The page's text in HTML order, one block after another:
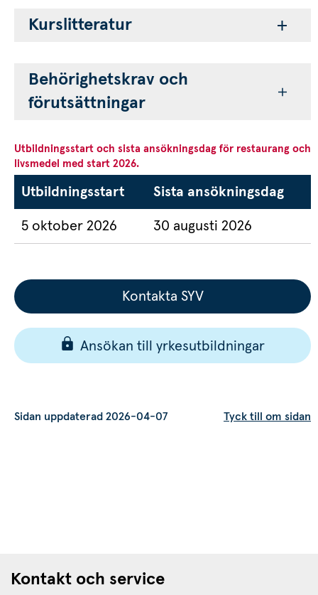
Kurslitteratur
Behörighetskrav och
förutsättningar
Utbildningsstart och sista ansökningsdag för restaurang och
livsmedel med start 2026.
Utbildningsstart Sista ansökningsdag
5 oktober 2026 30 augusti 2026
Kontakta SYV
Ansökan till yrkesutbildningar
Sidan uppdaterad 2026-04-07 Tyck till om sidan
Kontakt och service